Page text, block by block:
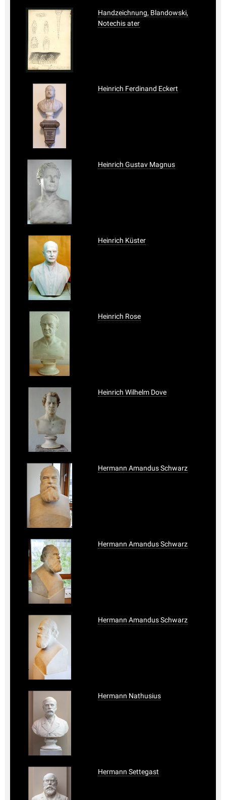
Handzeichnung, Blandowski,
Notechis ater
Heinrich Ferdinand Eckert
Heinrich Gustav Magnus
Heinrich Küster
Heinrich Rose
Heinrich Wilhelm Dove
Hermann Amandus Schwarz
Hermann Amandus Schwarz
Hermann Amandus Schwarz
Hermann Nathusius
Hermann Settegast